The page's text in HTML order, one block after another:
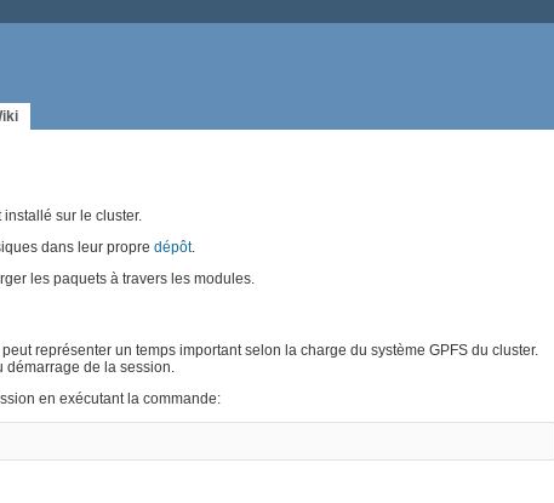
installé sur le cluster.
dans leur propre dépôt.
les paquets à travers les modules.
représenter un temps important selon la charge du système GPFS du cluster.
démarrage de la session.
en exécutant la commande: